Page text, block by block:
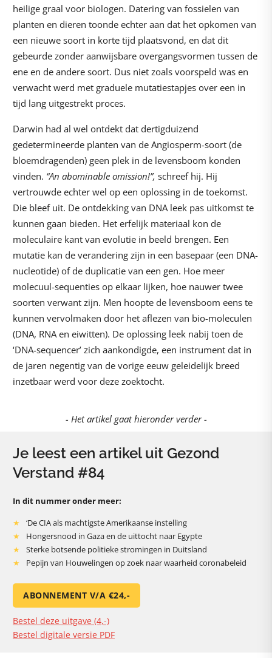
heilige graal voor biologen. Datering van fossielen van
planten en dieren toonde echter aan dat het opkomen van
een nieuwe soort in korte tijd plaatsvond, en dat dit
gebeurde zonder aanwijsbare overgangsvormen tussen de
ene en de andere soort. Dus niet zoals voorspeld was en
verwacht werd met graduele mutatiestapjes over een in
tijd lang uitgestrekt proces.
Darwin had al wel ontdekt dat dertigduizend
gedetermineerde planten van de Angiosperm-soort (de
bloemdragenden) geen plek in de levensboom konden
vinden. “An abominable omission!”, schreef hij. Hij
vertrouwde echter wel op een oplossing in de toekomst.
Die bleef uit. De ontdekking van DNA leek pas uitkomst te
kunnen gaan bieden. Het erfelijk materiaal kon de
moleculaire kant van evolutie in beeld brengen. Een
mutatie kan de verandering zijn in een basepaar (een DNA-
nucleotide) of de duplicatie van een gen. Hoe meer
molecuul-sequenties op elkaar lijken, hoe nauwer twee
soorten verwant zijn. Men hoopte de levensboom eens te
kunnen vervolmaken door het aflezen van bio-moleculen
(DNA, RNA en eiwitten). De oplossing leek nabij toen de
‘DNA-sequencer’ zich aankondigde, een instrument dat in
de jaren negentig van de vorige eeuw geleidelijk breed
inzetbaar werd voor deze zoektocht.
- Het artikel gaat hieronder verder -
Je leest een artikel uit Gezond
Verstand #84
In dit nummer onder meer:
‘De CIA als machtigste Amerikaanse instelling
Hongersnood in Gaza en de uittocht naar Egypte
Sterke botsende politieke stromingen in Duitsland
Pepijn van Houwelingen op zoek naar waarheid coronabeleid
ABONNEMENT V/A €24,-
Bestel deze uitgave (4,-)
Bestel digitale versie PDF